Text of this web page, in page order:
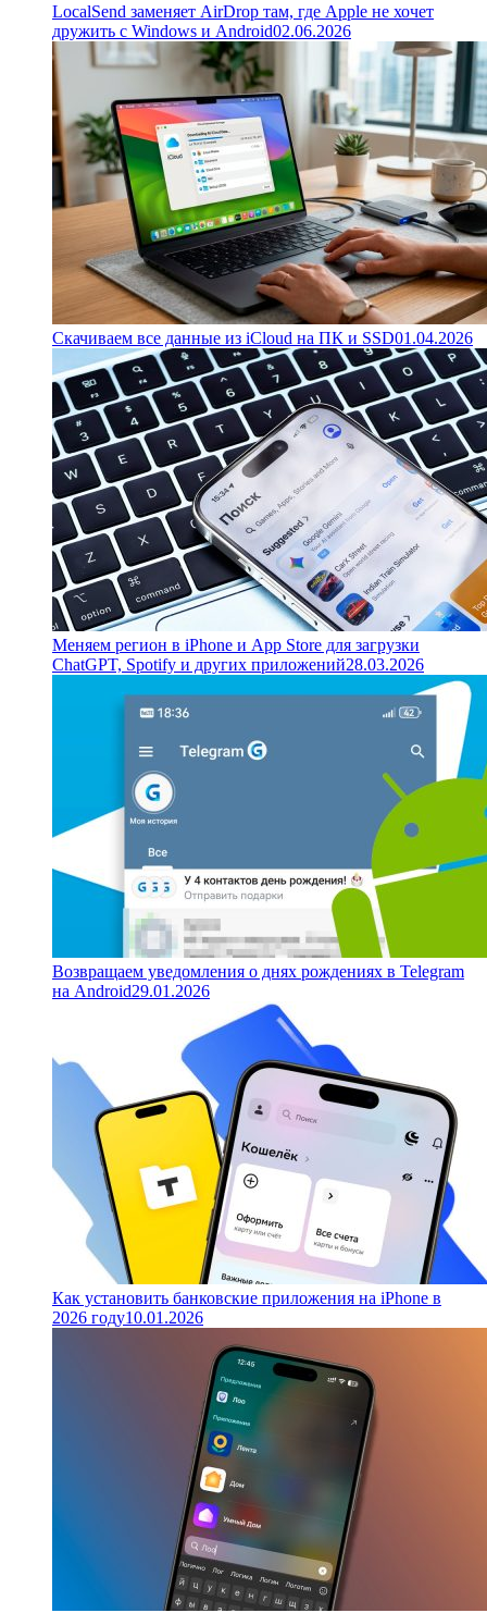
LocalSend заменяет AirDrop там, где Apple не хочет
дружить с Windows и Android02.06.2026
Скачиваем все данные из iCloud на ПК и SSD01.04.2026
Меняем регион в iPhone и App Store для загрузки
ChatGPT, Spotify и других приложений28.03.2026
Возвращаем уведомления о днях рождениях в Telegram
на Android29.01.2026
Как установить банковские приложения на iPhone в
2026 году10.01.2026